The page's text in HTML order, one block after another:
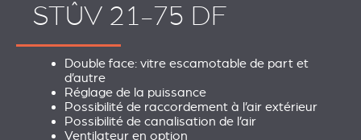
STÛV 21-75 DF
Double face: vitre escamotable de part et
d’autre
Réglage de la puissance
Possibilité de raccordement à l’air extérieur
Possibilité de canalisation de l’air
Ventilateur en option